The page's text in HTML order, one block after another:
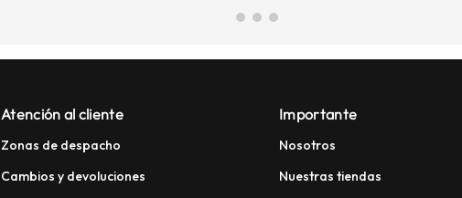
Atención al cliente
Zonas de despacho
Cambios y devoluciones
Importante
Nosotros
Nuestras tiendas